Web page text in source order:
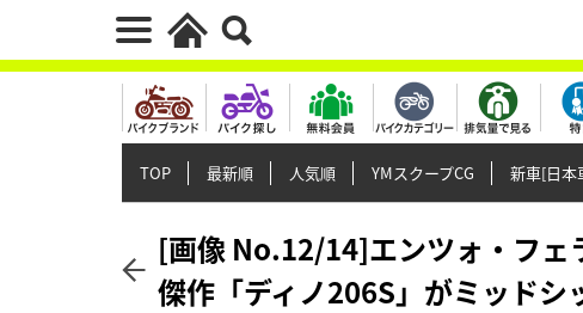
TOP 最新順 人気順 YMスクープCG 新車[日本
[画像 No.12/14]エンツォ・フェ
傑作「ディノ206S」がミッドシ